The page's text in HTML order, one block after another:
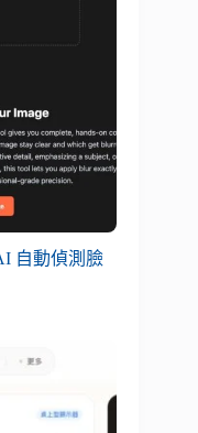
自動偵測臉